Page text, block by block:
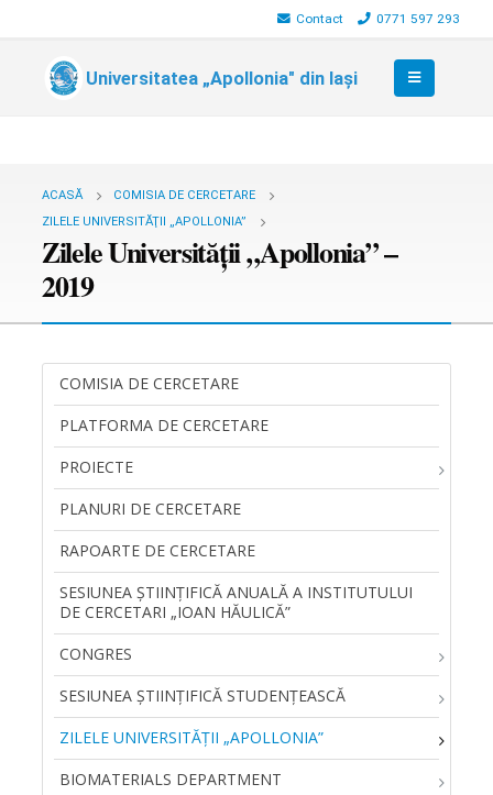
Contact 0771 597 293
Universitatea „Apollonia" din Iași
ACASĂ
COMISIA DE CERCETARE
ZILELE UNIVERSITĂŢII „APOLLONIA”
Zilele Universităţii „Apollonia” –
2019
COMISIA DE CERCETARE
PLATFORMA DE CERCETARE
PROIECTE
PLANURI DE CERCETARE
RAPOARTE DE CERCETARE
SESIUNEA ŞTIINŢIFICĂ ANUALĂ A INSTITUTULUI
DE CERCETARI „IOAN HĂULICĂ”
CONGRES
SESIUNEA ȘTIINȚIFICĂ STUDENȚEASCĂ
ZILELE UNIVERSITĂŢII „APOLLONIA”
BIOMATERIALS DEPARTMENT